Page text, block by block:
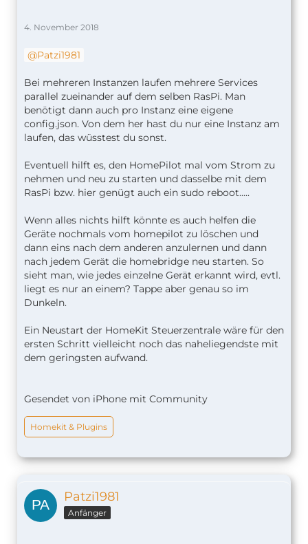
4. November 2018
Patzi1981
Bei mehreren Instanzen laufen mehrere Services
parallel zueinander auf dem selben RasPi. Man
benötigt dann auch pro Instanz eine eigene
config.json. Von dem her hast du nur eine Instanz am
laufen, das wüsstest du sonst.
Eventuell hilft es, den HomePilot mal vom Strom zu
nehmen und neu zu starten und dasselbe mit dem
RasPi bzw. hier genügt auch ein sudo reboot.....
Wenn alles nichts hilft könnte es auch helfen die
Geräte nochmals vom homepilot zu löschen und
dann eins nach dem anderen anzulernen und dann
nach jedem Gerät die homebridge neu starten. So
sieht man, wie jedes einzelne Gerät erkannt wird, evtl.
liegt es nur an einem? Tappe aber genau so im
Dunkeln.
Ein Neustart der HomeKit Steuerzentrale wäre für den
ersten Schritt vielleicht noch das naheliegendste mit
dem geringsten aufwand.
Gesendet von iPhone mit Community
Homekit & Plugins
Patzi1981
Anfänger